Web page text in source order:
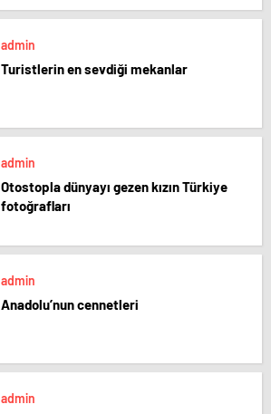
admin
Turistlerin en sevdiği mekanlar
admin
Otostopla dünyayı gezen kızın Türkiye
fotoğrafları
admin
Anadolu’nun cennetleri
admin